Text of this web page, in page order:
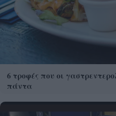
6 τροφές που οι
πάντα